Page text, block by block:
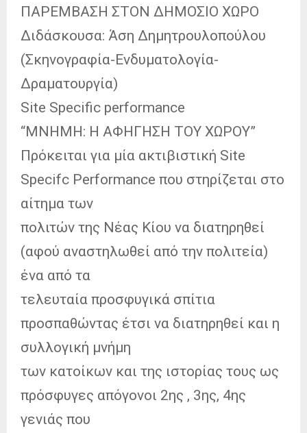
ΠΑΡΕΜΒΑΣΗ ΣΤΟΝ ΔΗΜΟΣΙΟ ΧΩΡΟ
Διδάσκουσα: Άση Δημητρουλοπούλου
(Σκηνογραφία-Ενδυματολογία-
Δραματουργία)
Site Specific performance
“ΜΝΗΜΗ: Η ΑΦΗΓΗΣΗ ΤΟΥ ΧΩΡΟΥ”
Πρόκειται για μία ακτιβιστική Site
Specifc Performance που στηρίζεται στο
αίτημα των
πολιτών της Νέας Κίου να διατηρηθεί
(αφού αναστηλωθεί από την πολιτεία)
ένα από τα
τελευταία προσφυγικά σπίτια
προσπαθώντας έτσι να διατηρηθεί και η
συλλογική μνήμη
των κατοίκων και της ιστορίας τους ως
πρόσφυγες απόγονοι 2ης , 3ης, 4ης
γενιάς που